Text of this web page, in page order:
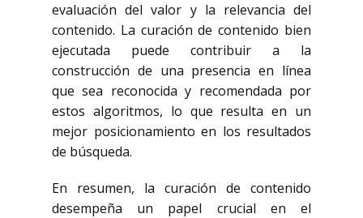
evaluación del valor y la relevancia del
contenido. La curación de contenido bien
ejecutada puede contribuir a la
construcción de una presencia en línea
que sea reconocida y recomendada por
estos algoritmos, lo que resulta en un
mejor posicionamiento en los resultados
de búsqueda.
En resumen, la curación de contenido
desempeña un papel crucial en el